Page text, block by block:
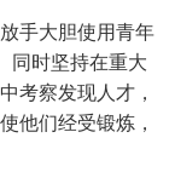
手大胆使用青年
同时坚持在重大
考察发现人才，
他们经受锻炼，